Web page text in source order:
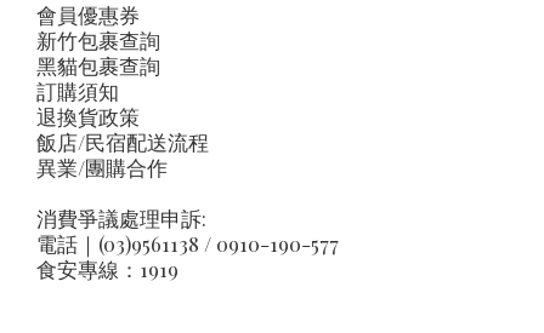
會員優惠券
新竹包裹查詢
黑貓包裹查詢
訂購須知
退換貨政策
飯店/民宿配送流程
異業/團購合作
消費爭議處理申訴:
電話｜(03)9561138 / 0910-190-577
食安專線：1919